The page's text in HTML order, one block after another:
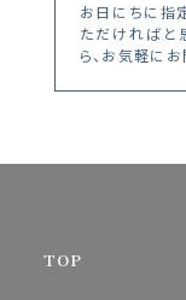
お日にちに指
ただければと
ら、お気軽に
TOP